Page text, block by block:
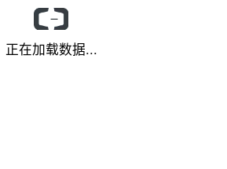
正在加载数据...